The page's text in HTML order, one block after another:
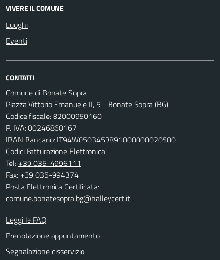
VIVERE IL COMUNE
Luoghi
Eventi
CONTATTI
Comune di Bonate Sopra
Piazza Vittorio Emanuele II, 5 - Bonate Sopra (BG)
Codice fiscale: 82000950160
P. IVA: 00246860167
IBAN Bancario: IT94W0503453891000000020500
Codici Fatturazione Elettronica
Tel: +39 035-4996111
Fax: +39 035-994374
Posta Elettronica Certificata:
comune.bonatesopra.bg@halleycert.it
Leggi le FAQ
Prenotazione appuntamento
Segnalazione disservizio